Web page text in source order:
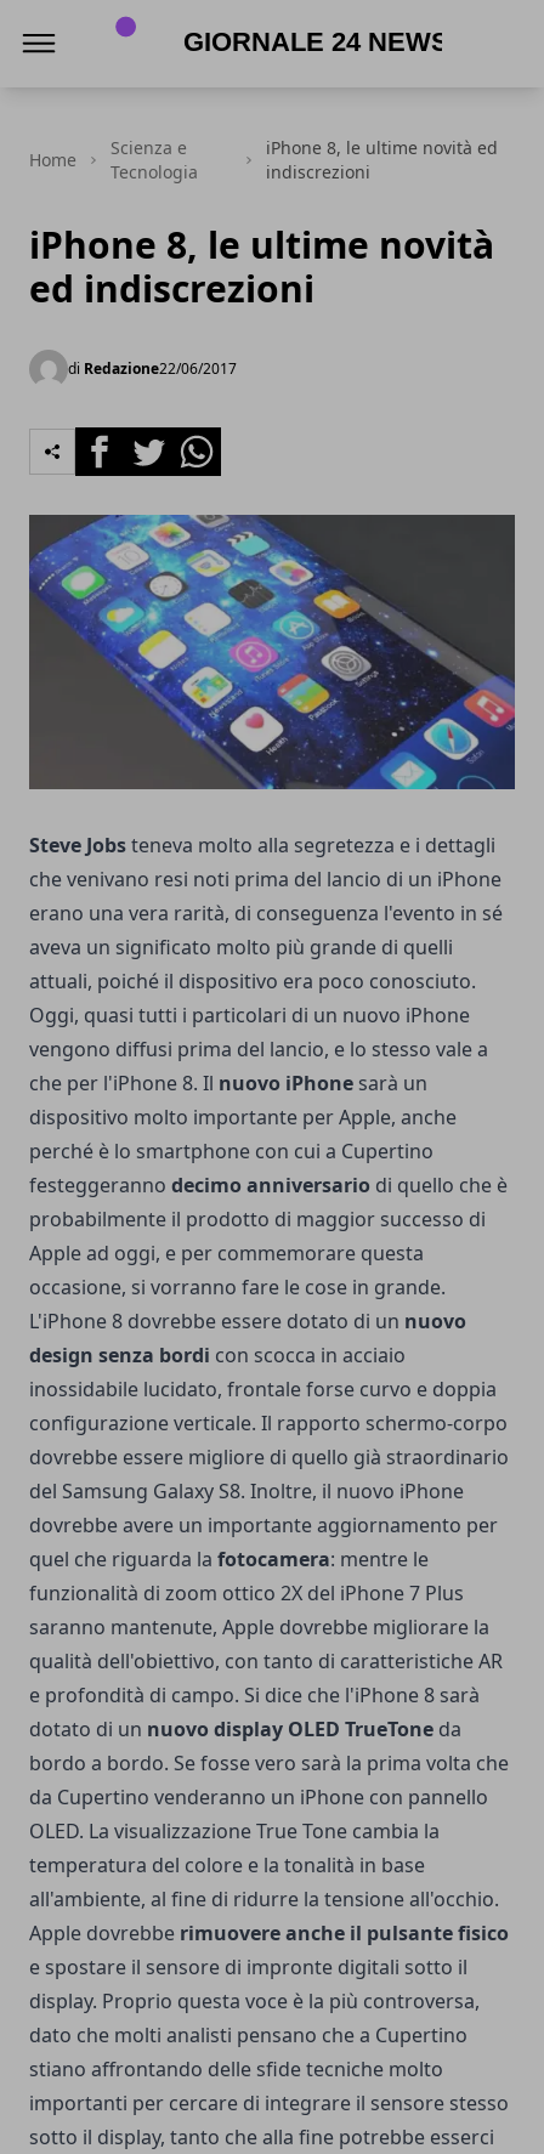
Home
Scienza e
Tecnologia
iPhone 8, le ultime novità ed
indiscrezioni
iPhone 8, le ultime novità
ed indiscrezioni
di Redazione22/06/2017
FacebookTwitterWhatsapp
Steve Jobsteneva molto alla segretezza e i dettagli
che venivano resi noti prima del lancio di un iPhone
erano una vera rarità, di conseguenza l'evento in sé
aveva un significato molto più grande di quelli
attuali, poiché il dispositivo era poco conosciuto.
Oggi, quasi tutti i particolari di un nuovo iPhone
vengono diffusi prima del lancio, e lo stesso vale a
che per l'iPhone 8. Il nuovo iPhone sarà un
dispositivo molto importante per Apple, anche
perché è lo smartphone con cui a Cupertino
festeggeranno decimo anniversario di quello che è
probabilmente il prodotto di maggior successo di
Apple ad oggi, e per commemorare questa
occasione, si vorranno fare le cose in grande.
L'iPhone 8 dovrebbe essere dotato di un nuovo
design senza bordi con scocca in acciaio
inossidabile lucidato, frontale forse curvo e doppia
configurazione verticale. Il rapporto schermo-corpo
dovrebbe essere migliore di quello già straordinario
del Samsung Galaxy S8. Inoltre, il nuovo iPhone
dovrebbe avere un importante aggiornamento per
quel che riguarda la fotocamera: mentre le
funzionalità di zoom ottico 2X del iPhone 7 Plus
saranno mantenute, Apple dovrebbe migliorare la
qualità dell'obiettivo, con tanto di caratteristiche AR
e profondità di campo. Si dice che l'iPhone 8 sarà
dotato di un nuovo display OLED TrueTone da
bordo a bordo. Se fosse vero sarà la prima volta che
da Cupertino venderanno un iPhone con pannello
OLED. La visualizzazione True Tone cambia la
temperatura del colore e la tonalità in base
all'ambiente, al fine di ridurre la tensione all'occhio.
Apple dovrebbe rimuovere anche il pulsante fisico
e spostare il sensore di impronte digitali sotto il
display. Proprio questa voce è la più controversa,
dato che molti analisti pensano che a Cupertino
stiano affrontando delle sfide tecniche molto
importanti per cercare di integrare il sensore stesso
sotto il display, tanto che alla fine potrebbe esserci